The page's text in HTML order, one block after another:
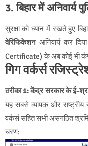
3. बिहार में अनिवार्य
सुरक्षा को ध्यान में रखते हुए
वेरिफिकेशनअनिवार्य कर
Certificate) के अब कोई भी
गिग वर्कर्स
तरीका 1: केंद्र सरकार के ई-
यह सबसे व्यापक और राष्ट्रीय
वर्कर्स सहित सभी असंगठित
चरण: